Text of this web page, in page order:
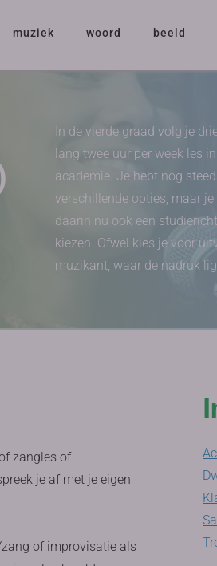
muziek woord beeld
In de vierde graad volg je
lang twee uur per week les
academie. Je hebt nog
verschillende opties, maar je
daarin nu ook een
kiezen. Ofwel kies je voor
muzikant, waar de nadruk
zangles of
je af met je eigen
of improvisatie als